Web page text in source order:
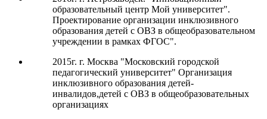
образовательный центр Мой университет".
Проектирование организации инклюзивного
образования детей с ОВЗ в общеобразовательном
учреждении в рамках ФГОС".
2015г. г. Москва "Московский городской
педагогический университет" Организация
инклюзивного образования детей-
инвалидов,детей с ОВЗ в общеобразовательных
организациях